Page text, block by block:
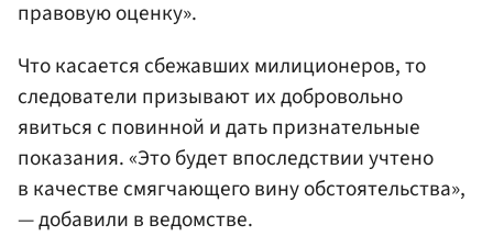
правовую оценку».
Что касается сбежавших милиционеров, то
следователи призывают их добровольно
явиться с повинной и дать признательные
показания. «Это будет впоследствии учтено
в качестве смягчающего вину обстоятельства»,
— добавили в ведомстве.